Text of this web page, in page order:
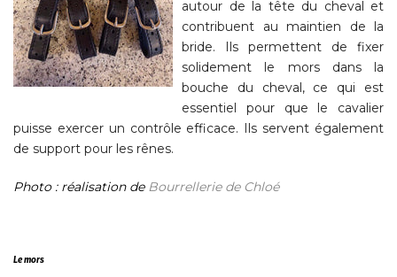
autour de la tête du cheval et
contribuent au maintien de la
bride. Ils permettent de fixer
solidement le mors dans la
bouche du cheval, ce qui est
essentiel pour que le cavalier
puisse exercer un contrôle efficace. Ils servent également
de support pour les rênes.
Photo : réalisation de Bourrellerie de Chloé
Le mors